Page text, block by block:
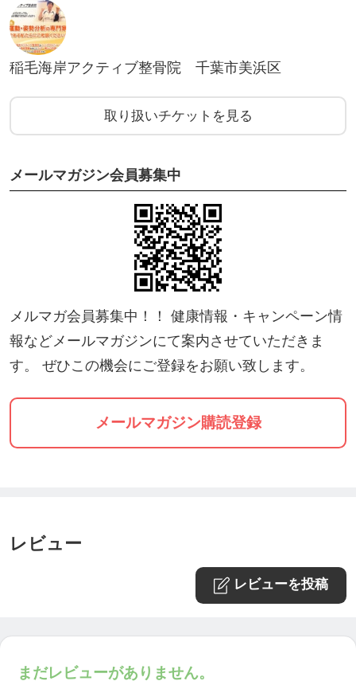
稲毛海岸アクティブ整骨院 千葉市美浜区
取り扱いチケットを見る
メールマガジン会員募集中
メルマガ会員募集中！！ 健康情報・キャンペーン情
報などメールマガジンにて案内させていただきま
す。 ぜひこの機会にご登録をお願い致します。
メールマガジン購読登録
レビュー
レビューを投稿
まだレビューがありません。